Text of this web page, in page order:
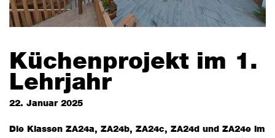
Küchenprojekt im 1.
Lehrjahr
22. Januar 2025
Die Klassen ZA24a, ZA24b, ZA24c, ZA24d und ZA24e im